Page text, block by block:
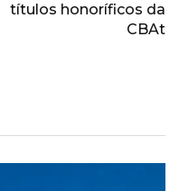
títulos honoríficos da
CBAt